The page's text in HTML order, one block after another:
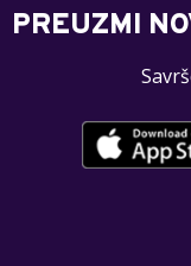
PREUZMI